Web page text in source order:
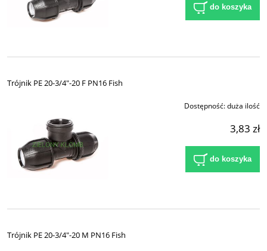
do koszyka
Trójnik PE 20-3/4"-20 F PN16 Fish
Dostępność:duża ilość
3,83 zł
do koszyka
Trójnik PE 20-3/4"-20 M PN16 Fish